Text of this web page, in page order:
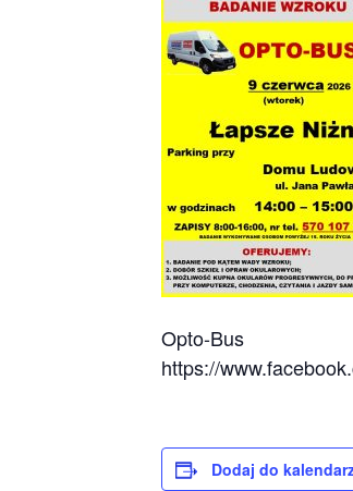
Opto-Bus
https://
Dodaj do